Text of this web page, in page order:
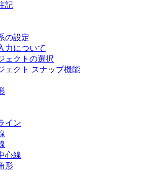
記
の設定
力について
ェクトの選択
ェクト スナップ機能
イン
心線
形